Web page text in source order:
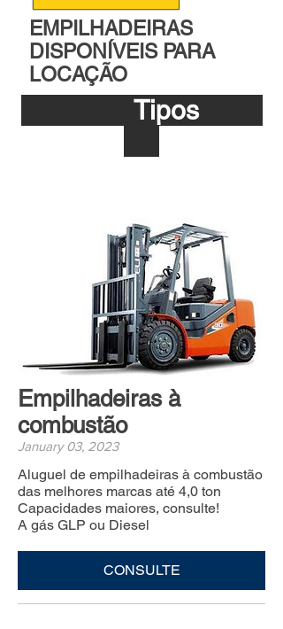
EMPILHADEIRAS
DISPONÍVEIS PARA
LOCAÇÃO
Tipos
Empilhadeiras à
combustão
January 03, 2023
Aluguel de empilhadeiras à combustão
das melhores marcas até 4,0 ton
Capacidades maiores, consulte!
A gás GLP ou Diesel
CONSULTE